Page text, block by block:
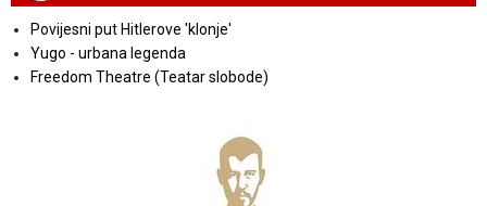
Povijesni put Hitlerove 'klonje'
Yugo - urbana legenda
Freedom Theatre (Teatar slobode)